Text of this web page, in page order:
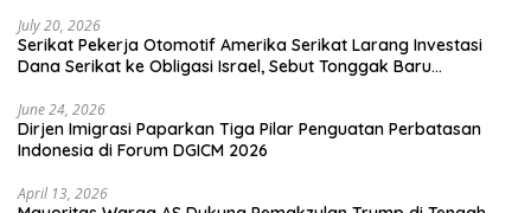
July 20, 2026
Serikat Pekerja Otomotif Amerika Serikat Larang Investasi
Dana Serikat ke Obligasi Israel, Sebut Tonggak Baru
June 24, 2026
Dirjen Imigrasi Paparkan Tiga Pilar Penguatan Perbatasan
Indonesia di Forum DGICM 2026
April 13, 2026